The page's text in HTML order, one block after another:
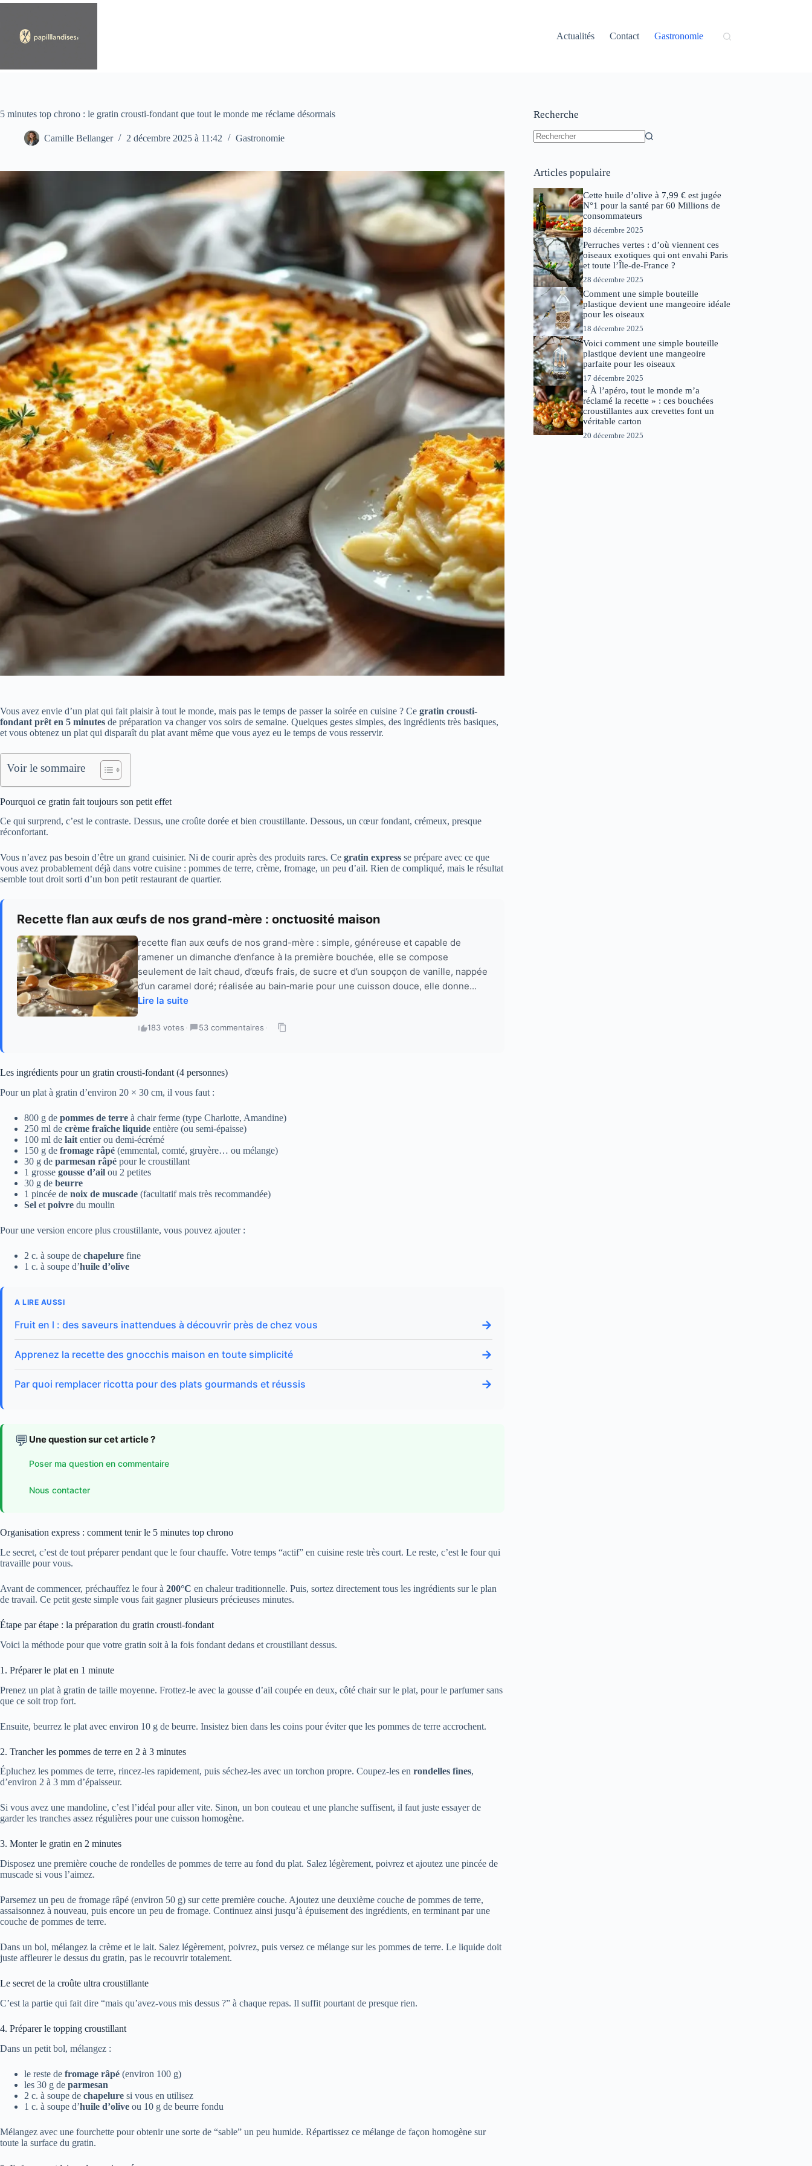
Passer
Actualités
Contact Gastronomie
5 minutes top chrono : le gratin crousti-fondant que tout le monde me réclame désormais
Camille Bellanger 2 décembre 2025 à 11:42 Gastronomie
Vous avez envie d’un plat qui fait plaisir à tout le monde, mais pas le temps de passer la soirée en cuisine ? Ce gratin crousti-
fondant prêt en 5 minutes de préparation va changer vos soirs de semaine. Quelques gestes simples, des ingrédients très basiques,
et vous obtenez un plat qui disparaît du plat avant même que vous ayez eu le temps de vous resservir.
Voir le sommaire
Pourquoi ce gratin fait toujours son petit effet
Ce qui surprend, c’est le contraste. Dessus, une croûte dorée et bien croustillante. Dessous, un cœur fondant, crémeux, presque
réconfortant.
Vous n’avez pas besoin d’être un grand cuisinier. Ni de courir après des produits rares. Ce gratin express se prépare avec ce que
vous avez probablement déjà dans votre cuisine : pommes de terre, crème, fromage, un peu d’ail. Rien de compliqué, mais le résultat
semble tout droit sorti d’un bon petit restaurant de quartier.
Recette flan aux œufs de nos grand-mère : onctuosité maison
recette flan aux œufs de nos grand-mère : simple, généreuse et capable de
ramener un dimanche d’enfance à la première bouchée, elle se compose
seulement de lait chaud, d’œufs frais, de sucre et d’un soupçon de vanille, nappée
d’un caramel doré; réalisée au bain‑marie pour une cuisson douce, elle donne...
Lire la suite
183 votes · 53 commentaires ·
Les ingrédients pour un gratin crousti-fondant (4 personnes)
Pour un plat à gratin d’environ 20 × 30 cm, il vous faut :
800 g de pommes de terre à chair ferme (type Charlotte, Amandine)
250 ml de crème fraîche liquide entière (ou semi-épaisse)
100 ml de lait entier ou demi-écrémé
150 g de fromage râpé (emmental, comté, gruyère… ou mélange)
30 g de parmesan râpé pour le croustillant
1 grosse gousse d’ail ou 2 petites
30 g de beurre
1 pincée de noix de muscade (facultatif mais très recommandée)
Sel et poivre du moulin
Pour une version encore plus croustillante, vous pouvez ajouter :
2 c. à soupe de chapelure fine
1 c. à soupe d’huile d’olive
A LIRE AUSSI
Fruit en l : des saveurs inattendues à découvrir près de chez vous →
Apprenez la recette des gnocchis maison en toute simplicité →
Par quoi remplacer ricotta pour des plats gourmands et réussis →
💬 Une question sur cet article ?
Poser ma question en commentaire
Nous contacter
Organisation express : comment tenir le 5 minutes top chrono
Le secret, c’est de tout préparer pendant que le four chauffe. Votre temps “actif” en cuisine reste très court. Le reste, c’est le four qui
travaille pour vous.
Avant de commencer, préchauffez le four à 200°C en chaleur traditionnelle. Puis, sortez directement tous les ingrédients sur le plan
de travail. Ce petit geste simple vous fait gagner plusieurs précieuses minutes.
Étape par étape : la préparation du gratin crousti-fondant
Voici la méthode pour que votre gratin soit à la fois fondant dedans et croustillant dessus.
1. Préparer le plat en 1 minute
Prenez un plat à gratin de taille moyenne. Frottez-le avec la gousse d’ail coupée en deux, côté chair sur le plat, pour le parfumer sans
que ce soit trop fort.
Ensuite, beurrez le plat avec environ 10 g de beurre. Insistez bien dans les coins pour éviter que les pommes de terre accrochent.
2. Trancher les pommes de terre en 2 à 3 minutes
Épluchez les pommes de terre, rincez-les rapidement, puis séchez-les avec un torchon propre. Coupez-les en rondelles fines,
d’environ 2 à 3 mm d’épaisseur.
Si vous avez une mandoline, c’est l’idéal pour aller vite. Sinon, un bon couteau et une planche suffisent, il faut juste essayer de
garder les tranches assez régulières pour une cuisson homogène.
3. Monter le gratin en 2 minutes
Disposez une première couche de rondelles de pommes de terre au fond du plat. Salez légèrement, poivrez et ajoutez une pincée de
muscade si vous l’aimez.
Parsemez un peu de fromage râpé (environ 50 g) sur cette première couche. Ajoutez une deuxième couche de pommes de terre,
assaisonnez à nouveau, puis encore un peu de fromage. Continuez ainsi jusqu’à épuisement des ingrédients, en terminant par une
couche de pommes de terre.
Dans un bol, mélangez la crème et le lait. Salez légèrement, poivrez, puis versez ce mélange sur les pommes de terre. Le liquide doit
juste affleurer le dessus du gratin, pas le recouvrir totalement.
Le secret de la croûte ultra croustillante
C’est la partie qui fait dire “mais qu’avez-vous mis dessus ?” à chaque repas. Il suffit pourtant de presque rien.
4. Préparer le topping croustillant
Dans un petit bol, mélangez :
le reste de fromage râpé (environ 100 g)
les 30 g de parmesan
2 c. à soupe de chapelure si vous en utilisez
1 c. à soupe d’huile d’olive ou 10 g de beurre fondu
Mélangez avec une fourchette pour obtenir une sorte de “sable” un peu humide. Répartissez ce mélange de façon homogène sur
toute la surface du gratin.
Recherche
Articles populaire
Cette huile d’olive à 7,99 € est jugée
N°1 pour la santé par 60 Millions de
consommateurs
28 décembre 2025
Perruches vertes : d’où viennent ces
oiseaux exotiques qui ont envahi Paris
et toute l’Île-de-France ?
28 décembre 2025
Comment une simple bouteille
plastique devient une mangeoire idéale
pour les oiseaux
18 décembre 2025
Voici comment une simple bouteille
plastique devient une mangeoire
parfaite pour les oiseaux
17 décembre 2025
« À l’apéro, tout le monde m’a
réclamé la recette » : ces bouchées
croustillantes aux crevettes font un
véritable carton
20 décembre 2025